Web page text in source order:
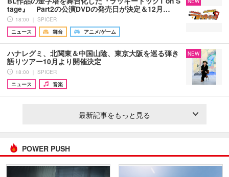
tage』 Part2の公演DVDの発売日が決定＆12月…
18:00 ｜ SPICER
ニュース
舞台 アニメ/ゲーム
ハナレグミ、北関東＆中国山陰、東京大阪を巡る弾き
語りツアー10月より開催決定
18:00 ｜ SPICER
ニュース
音楽
NEW
最新記事をもっと見る
POWER PUSH